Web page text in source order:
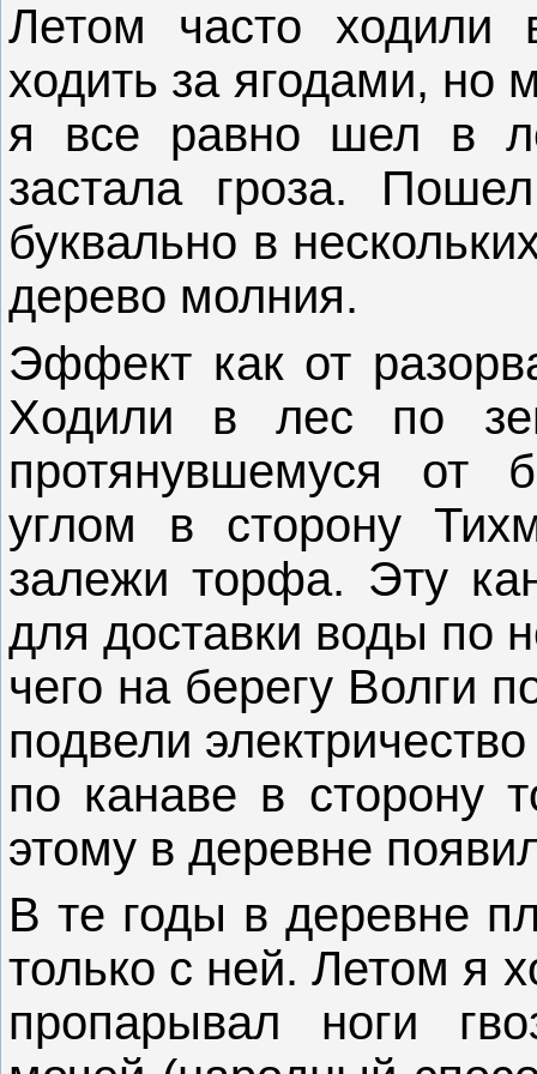
Летом часто
ходить за ягодами, но
я все равно шел в
застала гроза.
буквально в
дерево молния.
Эффект как от
Ходили в лес по
протянувшемуся от
углом в сторону
залежи торфа. Эту
для доставки воды по
чего на берегу Волги
подвели
по канаве в сторону
этому в деревне
В те годы в деревне
только с ней. Летом я
пропарывал ноги